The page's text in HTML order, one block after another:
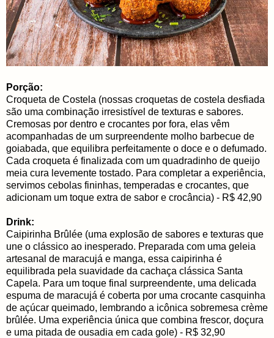
Porção:
Croqueta de Costela (nossas croquetas de costela desfiada
são uma combinação irresistível de texturas e sabores.
Cremosas por dentro e crocantes por fora, elas vêm
acompanhadas de um surpreendente molho barbecue de
goiabada, que equilibra perfeitamente o doce e o defumado.
Cada croqueta é finalizada com um quadradinho de queijo
meia cura levemente tostado. Para completar a experiência,
servimos cebolas fininhas, temperadas e crocantes, que
adicionam um toque extra de sabor e crocância) - R$ 42,90
Drink:
Caipirinha Brûlée (uma explosão de sabores e texturas que
une o clássico ao inesperado. Preparada com uma geleia
artesanal de maracujá e manga, essa caipirinha é
equilibrada pela suavidade da cachaça clássica Santa
Capela. Para um toque final surpreendente, uma delicada
espuma de maracujá é coberta por uma crocante casquinha
de açúcar queimado, lembrando a icônica sobremesa crème
brûlée. Uma experiência única que combina frescor, doçura
e uma pitada de ousadia em cada gole) - R$ 32,90